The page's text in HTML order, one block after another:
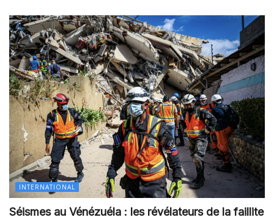
INTERNATIONAL
Séismes au Vénézuéla : les révélateurs de la faillite